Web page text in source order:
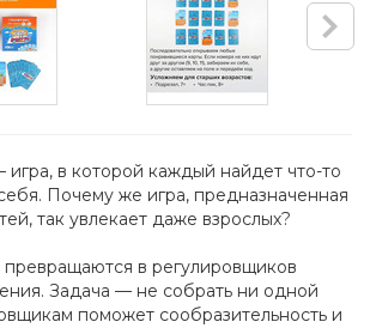
в которой каждый найдет что-то
Почему же игра, предназначенная
так увлекает даже взрослых?
превращаются в регулировщиков
Задача — не собрать ни одной
поможет сообразительность и